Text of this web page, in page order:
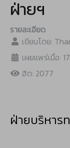
ฝ่ายฯ
รายละเอียด
เขียนโดย:
เผยแพร่เมื่อ:
ฮิต: 2077
ฝ่ายบริหาร